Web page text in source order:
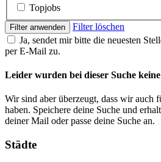
Topjobs
Filter anwenden
Filter löschen
Ja, sendet mir bitte die neuesten
per E-Mail zu.
Leider wurden bei dieser Suche
Wir sind aber überzeugt, dass wir auch
haben. Speichere deine Suche und
deiner Mail oder passe deine Suche an.
Städte